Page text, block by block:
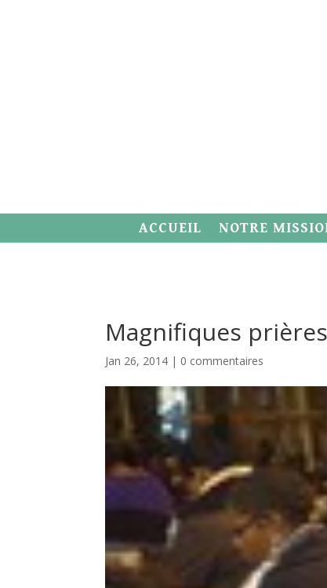
ACCUEIL NOTRE
Magnifiques
Jan 26, 2014 | 0 commentaires